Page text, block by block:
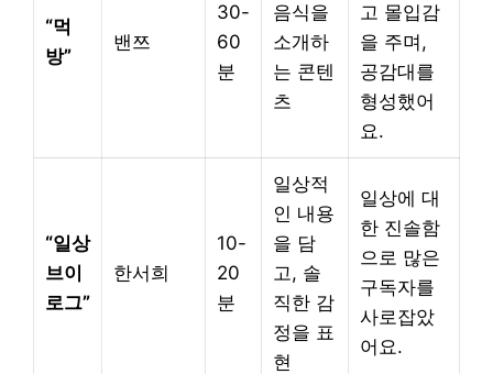
“먹
방”
밴쯔
30-
60
분
음식을
소개하
는 콘텐
츠
고 몰입감
을 주며,
공감대를
형성했어
요.
“일상
브이
로그”
한서희
10-
20
분
일상적
인 내용
을 담
고, 솔
직한 감
정을 표
현
일상에 대
한 진솔함
으로 많은
구독자를
사로잡았
어요.